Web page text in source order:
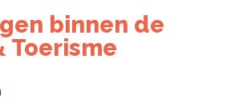
binnen de
Toerisme